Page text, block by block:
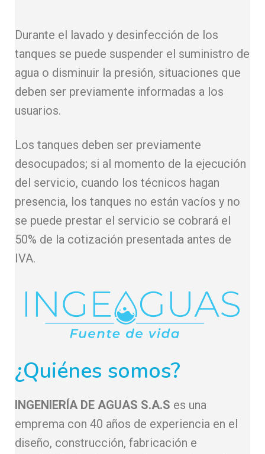
Durante el lavado y desinfección de los
tanques se puede suspender el suministro de
agua o disminuir la presión, situaciones que
deben ser previamente informadas a los
usuarios.
Los tanques deben ser previamente
desocupados; si al momento de la ejecución
del servicio, cuando los técnicos hagan
presencia, los tanques no están vacíos y no
se puede prestar el servicio se cobrará el
50% de la cotización presentada antes de
IVA.
¿Quiénes somos?
INGENIERÍA DE AGUAS S.A.S es una
emprema con 40 años de experiencia en el
diseño, construcción, fabricación e